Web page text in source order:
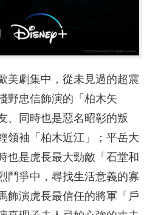
美劇集中，從未見過的超震
野忠信飾演的「柏木矢
、同時也是惡名昭彰的叛
領袖「柏木近江」；平岳大
也是虎長最大勁敵「石堂和
鬥爭中，尋找生活意義的寡
飾演虎長最信任的將軍「戶